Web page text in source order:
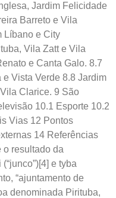
Jardim Felicidade
Barreto e Vila
Líbano e City
Vila Zatt e Vila
e Canta Galo. 8.7
Vista Verde 8.8 Jardim
Clarice. 9 São
10.1 Esporte 10.2
Vias 12 Pontos
14 Referências
o resultado da
e tyba
“ajuntamento de
denominada Pirituba,